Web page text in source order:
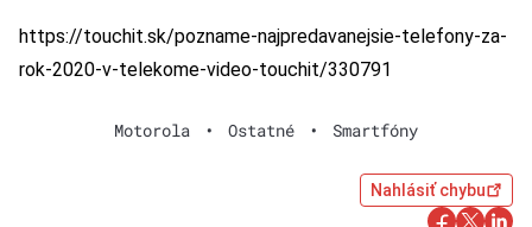
https://touchit.sk/pozname-najpredavanejsie-telefony-za-
rok-2020-v-telekome-video-touchit/330791
Motorola • Ostatné • Smartfóny
Nahlásiť chybu